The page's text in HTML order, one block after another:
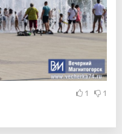
1 1